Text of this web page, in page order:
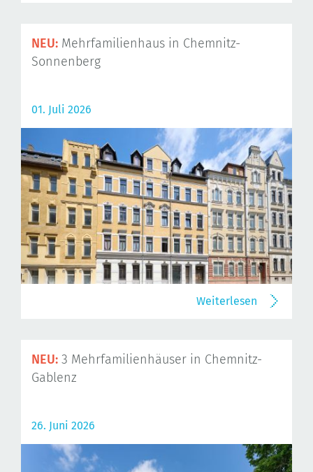
NEU: Mehrfamilienhaus in Chemnitz-
Sonnenberg
01. Juli 2026
Weiterlesen
NEU: 3 Mehrfamilienhäuser in Chemnitz-
Gablenz
26. Juni 2026